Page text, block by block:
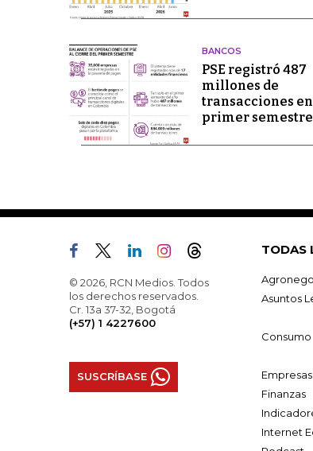
BANCOS
PSE registró 487
millones de
transacciones
primer semestre
© 2026, RCN Medios. Todos
los derechos reservados.
Cr. 13a 37-32, Bogotá
(+57) 1 4227600
SUSCRÍBASE
TODAS
Asuntos
Consumo
Empresas
Finanzas
Internet